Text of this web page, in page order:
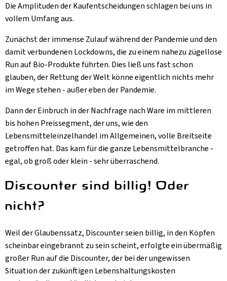
Die Amplituden der Kaufentscheidungen schlagen bei uns in
vollem Umfang aus.
Zunächst der immense Zulauf während der Pandemie und den
damit verbundenen Lockdowns, die zu einem nahezu zügellose
Run auf Bio-Produkte führten. Dies ließ uns fast schon
glauben, der Rettung der Welt könne eigentlich nichts mehr
im Wege stehen - außer eben der Pandemie.
Dann der Einbruch in der Nachfrage nach Ware im mittleren
bis hohen Preissegment, der uns, wie den
Lebensmitteleinzelhandel im Allgemeinen, volle Breitseite
getroffen hat. Das kam für die ganze Lebensmittelbranche -
egal, ob groß oder klein - sehr überraschend.
Discounter sind billig! Oder
nicht?
Weil der Glaubenssatz, Discounter seien billig, in den Köpfen
scheinbar eingebrannt zu sein scheint, erfolgte ein übermäßig
großer Run auf die Discounter, der bei der ungewissen
Situation der zukünftigen Lebenshaltungskosten